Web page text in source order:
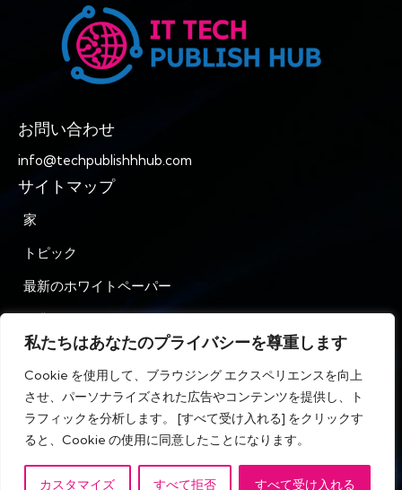
私たちはあなたのプライバシーを尊重します
Cookie を使用して、ブラウジング エクスペリエンスを向上
させ、パーソナライズされた広告やコンテンツを提供し、ト
ラフィックを分析します。 [すべて受け入れる] をクリックす
ると、Cookie の使用に同意したことになります。
カスタマイズ すべて拒否 すべて受け入れる
お問い合わせ
info@techpublishhhub.com
サイトマップ
家
トピック
最新のホワイトペーパー
お問い合わせ
利用規約